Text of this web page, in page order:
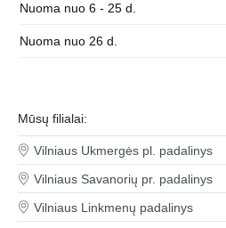
Nuoma nuo 6 - 25 d.
Nuoma nuo 26 d.
Mūsų filialai:
Vilniaus Ukmergės pl. padalinys
Vilniaus Savanorių pr. padalinys
Vilniaus Linkmenų padalinys